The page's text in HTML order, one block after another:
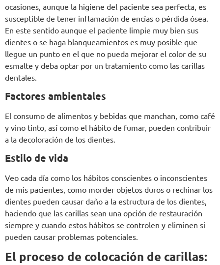
ocasiones, aunque la higiene del paciente sea perfecta, es
susceptible de tener inflamación de encías o pérdida ósea.
En este sentido aunque el paciente limpie muy bien sus
dientes o se haga blanqueamientos es muy posible que
llegue un punto en el que no pueda mejorar el color de su
esmalte y deba optar por un tratamiento como las carillas
dentales.
Factores ambientales
El consumo de alimentos y bebidas que manchan, como café
y vino tinto, así como el hábito de fumar, pueden contribuir
a la decoloración de los dientes.
Estilo de vida
Veo cada día como los hábitos conscientes o inconscientes
de mis pacientes, como morder objetos duros o rechinar los
dientes pueden causar daño a la estructura de los dientes,
haciendo que las carillas sean una opción de restauración
siempre y cuando estos hábitos se controlen y eliminen si
pueden causar problemas potenciales.
El proceso de colocación de carillas: